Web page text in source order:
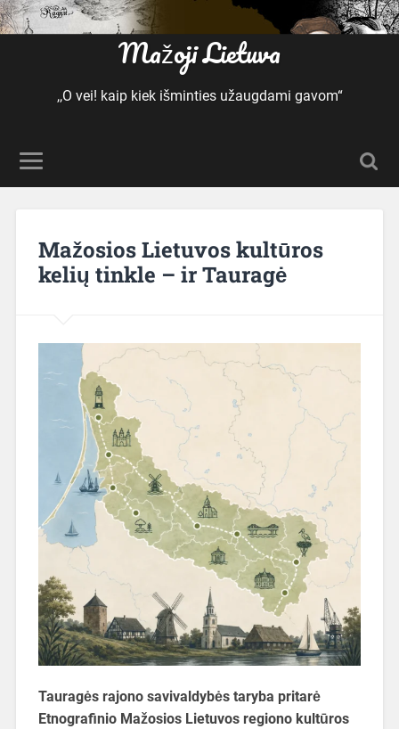
Mažoji Lietuva
,,O vei! kaip kiek išminties užaugdami gavom“
Mažosios Lietuvos kultūros
kelių tinkle – ir Tauragė
Tauragės rajono savivaldybės taryba pritarė
Etnografinio Mažosios Lietuvos regiono kultūros